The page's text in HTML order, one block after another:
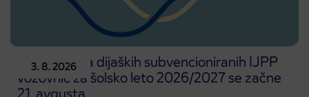
3. 8. 2026
Predprodaja dijaških subvencioniranih IJPP
vozovnic za šolsko leto 2026/2027 se začne